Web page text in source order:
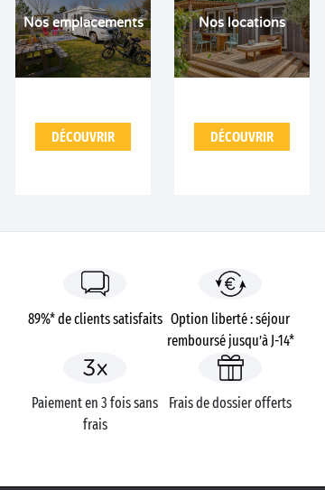
Nos emplacements
DÉCOUVRIR
Nos locations
DÉCOUVRIR
89%* de clients satisfaits Option liberté : séjour
remboursé jusqu’à J-14*
Paiement en 3 fois sans
frais
Frais de dossier offerts